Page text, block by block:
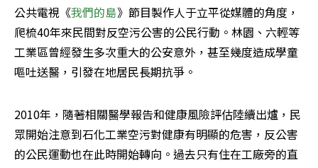
公共電視《我們的島》節目製作人于立平從媒體的角度，
爬梳40年來民間對反空污公害的公民行動。林園、六輕等
工業區曾經發生多次重大的公安意外，甚至幾度造成學童
嘔吐送醫，引發在地居民長期抗爭。
2010年，隨著相關醫學報告和健康風險評估陸續出爐，民
眾開始注意到石化工業空污對健康有明顯的危害，反公害
的公民運動也在此時開始轉向。過去只有住在工廠旁的直